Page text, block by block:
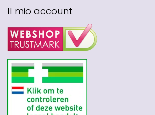
Il mio account